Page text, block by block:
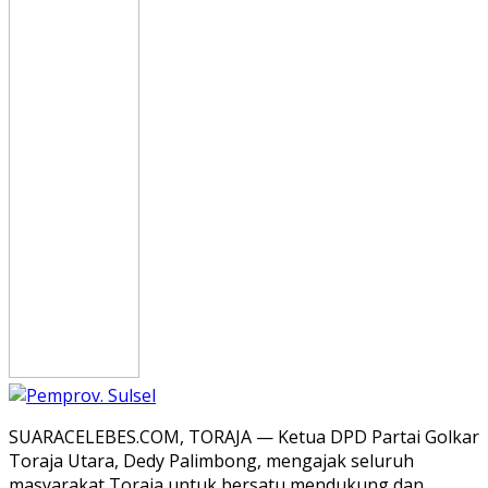
SUARACELEBES.COM, TORAJA — Ketua DPD Partai Golkar
Toraja Utara, Dedy Palimbong, mengajak seluruh